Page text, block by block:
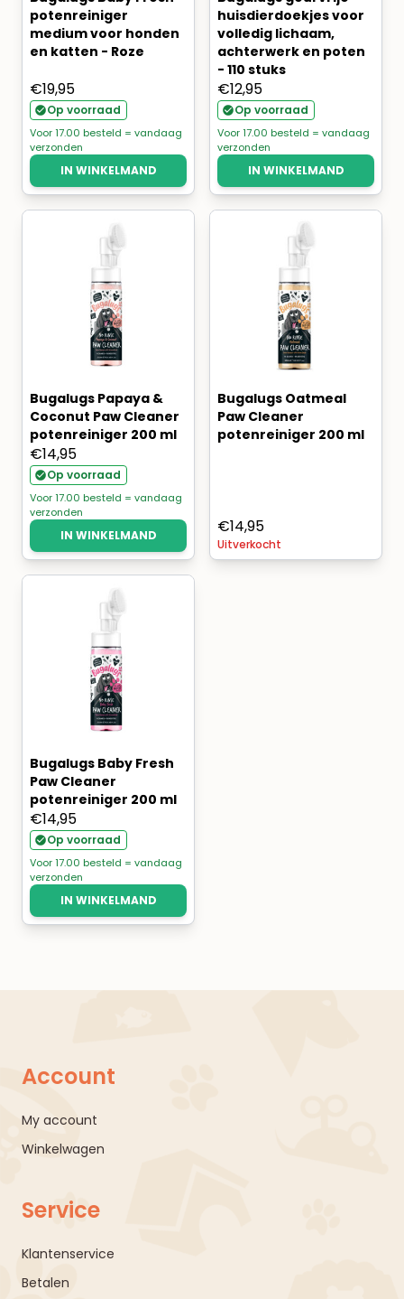
potenreiniger
medium voor honden
en katten - Roze
€19,95
Op voorraad
Voor 17.00 besteld = vandaag
verzonden
IN WINKELMAND
huisdierdoekjes voor
volledig lichaam,
achterwerk en poten
- 110 stuks
€12,95
Op voorraad
Voor 17.00 besteld = vandaag
verzonden
IN WINKELMAND
Bugalugs Papaya &
Coconut Paw Cleaner
potenreiniger 200 ml
€14,95
Op voorraad
Voor 17.00 besteld = vandaag
verzonden
IN WINKELMAND
Bugalugs Oatmeal
Paw Cleaner
potenreiniger 200 ml
€14,95
Uitverkocht
Bugalugs Baby Fresh
Paw Cleaner
potenreiniger 200 ml
€14,95
Op voorraad
Voor 17.00 besteld = vandaag
verzonden
IN WINKELMAND
Account
My account
Winkelwagen
Service
Klantenservice
Betalen